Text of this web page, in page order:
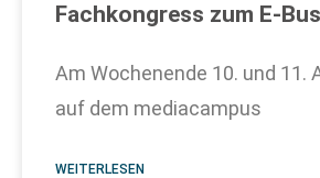
Fachkongress zum E-
Am Wochenende 10. und 11.
auf dem mediacampus
WEITERLESEN